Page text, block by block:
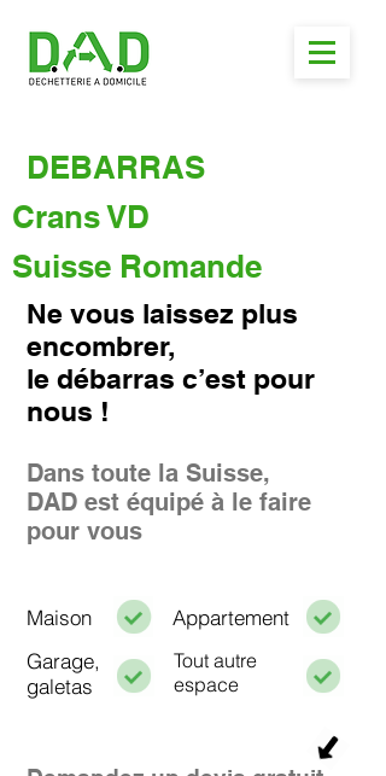
DEBARRAS
Crans VD
Suisse Romande
Ne vous laissez plus
encombrer,
le débarras c’est pour
nous !
Dans toute la Suisse,
DAD est équipé à le faire
pour vous
Maison
Appartement
Garage,
galetas
Tout autre
espace